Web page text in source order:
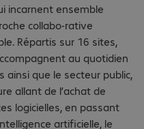
incarnent ensemble
collabo-rative
Répartis sur 16 sites,
au quotidien
que le secteur public,
allant de l’achat de
logicielles, en passant
artificielle, le